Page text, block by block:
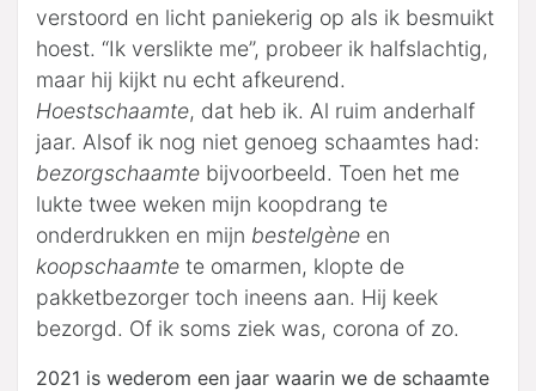
verstoord en licht paniekerig op als ik besmuikt
hoest. “Ik verslikte me”, probeer ik halfslachtig,
maar hij kijkt nu echt afkeurend.
Hoestschaamte, dat heb ik. Al ruim anderhalf
jaar. Alsof ik nog niet genoeg schaamtes had:
bezorgschaamte bijvoorbeeld. Toen het me
lukte twee weken mijn koopdrang te
onderdrukken en mijn bestelgène en
koopschaamte te omarmen, klopte de
pakketbezorger toch ineens aan. Hij keek
bezorgd. Of ik soms ziek was, corona of zo.
2021 is wederom een jaar waarin we de schaamte